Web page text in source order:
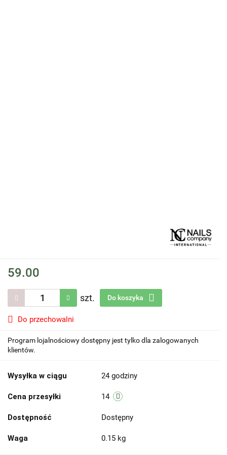
59.00
szt. Do koszyka
Do przechowalni
Program lojalnościowy dostępny jest tylko dla zalogowanych
klientów.
Wysyłka w ciągu 24 godziny
Cena przesyłki 14
Dostępność Dostępny
Waga 0.15 kg